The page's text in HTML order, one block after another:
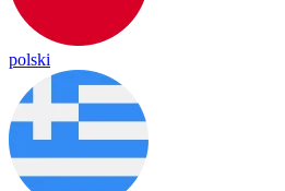
polski